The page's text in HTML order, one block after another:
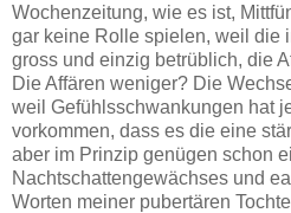
Wochenzeitung, wie es ist,
gar keine Rolle spielen, weil die
gross und einzig betrüblich, die
Die Affären weniger? Die
weil Gefühlsschwankungen hat
vorkommen, dass es die eine
aber im Prinzip genügen schon
Nachtschattengewächses und
Worten meiner pubertären